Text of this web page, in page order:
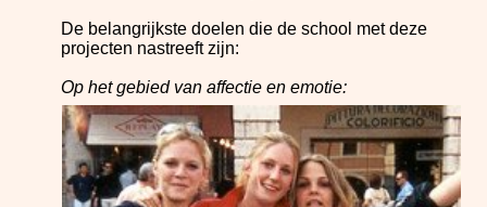
De belangrijkste doelen die de school met deze
projecten nastreeft zijn:
Op het gebied van affectie en emotie: